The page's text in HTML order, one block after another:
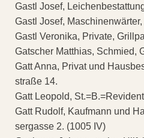
Gastl Josef,
Gastl Josef,
Gastl Veronika, Private,
Gatscher Matthias, Schmied,
Gatt Anna, Privat und
straße 14.
Gatt Leopold,
Gatt Rudolf, Kaufmann und
sergasse 2. (1005 IV)